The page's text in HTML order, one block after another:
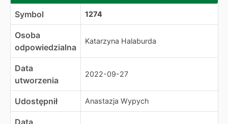
Symbol 1274
Osoba
odpowiedzialna
Katarzyna Halaburda
Data
utworzenia
2022-09-27
Udostępnił Anastazja Wypych
Data